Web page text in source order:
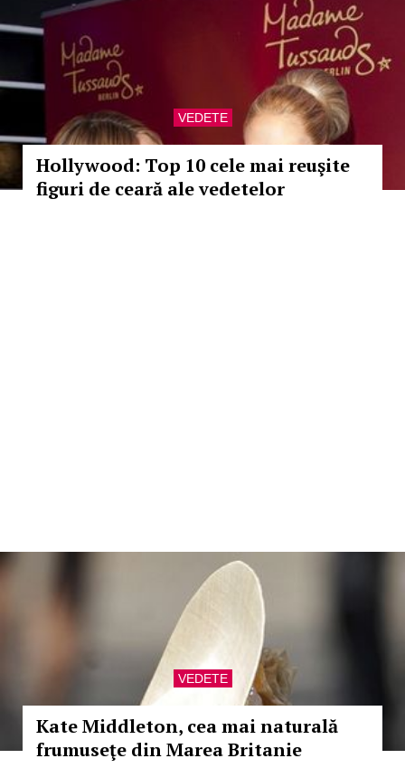
VEDETE
Hollywood: Top 10 cele mai reuşite
figuri de ceară ale vedetelor
VEDETE
Kate Middleton, cea mai naturală
frumuseţe din Marea Britanie